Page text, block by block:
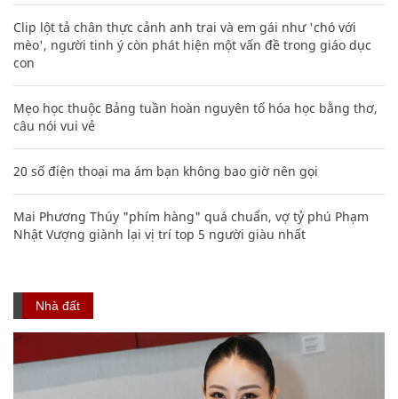
Clip lột tả chân thực cảnh anh trai và em gái như 'chó với
mèo', người tinh ý còn phát hiện một vấn đề trong giáo dục
con
Mẹo học thuộc Bảng tuần hoàn nguyên tố hóa học bằng thơ,
câu nói vui vẻ
20 số điện thoại ma ám bạn không bao giờ nên gọi
Mai Phương Thúy "phím hàng" quá chuẩn, vợ tỷ phú Phạm
Nhật Vượng giành lại vị trí top 5 người giàu nhất
Nhà đất